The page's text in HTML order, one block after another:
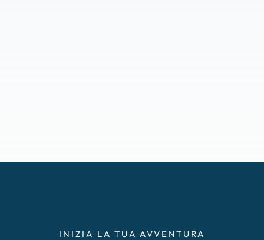
INIZIA LA TUA AVVENTURA